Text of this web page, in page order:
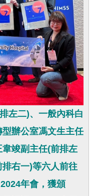
左二)、一般內科白
辦公室馮文生主任
竣副主任(前排左
右一)等六人前往
年會，獲頒